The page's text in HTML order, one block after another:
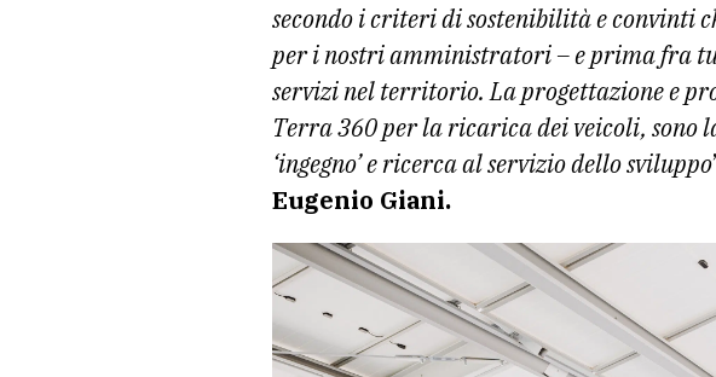
secondo i criteri di sostenibilità e convinti
per i nostri amministratori – e prima fra
servizi nel territorio. La progettazione e
Terra 360 per la ricarica dei veicoli, sono
‘ingegno’ e ricerca al servizio dello sviluppo
Eugenio Giani.